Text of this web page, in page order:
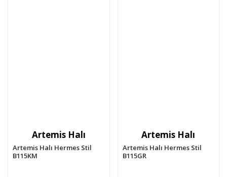
Artemis Halı
Artemis Halı Hermes Stil
B115KM
Artemis Halı
Artemis Halı Hermes Stil
B115GR